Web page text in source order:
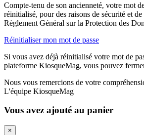
Compte-tenu de son ancienneté, votre mot
réinitialisé, pour des raisons de sécurité et
Règlement Général sur la Protection des
Réinitialiser mon mot de passe
Si vous avez déjà réinitialisé votre mot de
plateforme KiosqueMag, vous pouvez
Nous vous remercions de votre
L'équipe KiosqueMag
Vous avez ajouté au panier
×